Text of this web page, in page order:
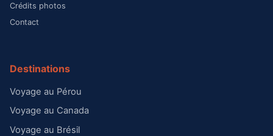
Crédits photos
Contact
Destinations
Voyage au Pérou
Voyage au Canada
Voyage au Brésil